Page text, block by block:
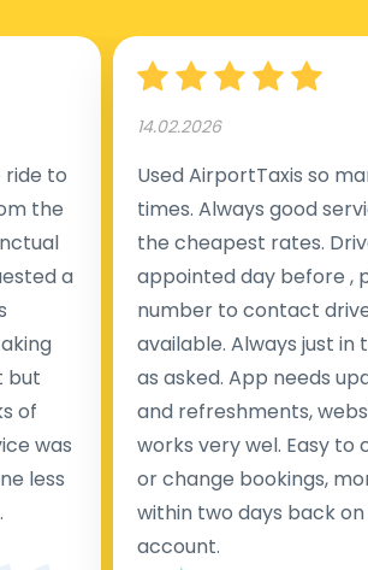
to
the
a
but
of
was
less
14.02.2026
Used AirportTaxis so
times. Always good
the cheapest rates.
appointed day before ,
number to contact
available. Always just in
as asked. App needs
and refreshments,
works very wel. Easy to
or change bookings,
within two days back
account.